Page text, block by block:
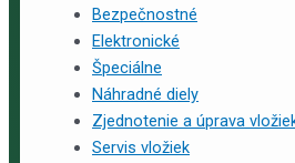
Bezpečnostné
Elektronické
Špeciálne
Náhradné diely
Zjednotenie a úprava
Servis vložiek